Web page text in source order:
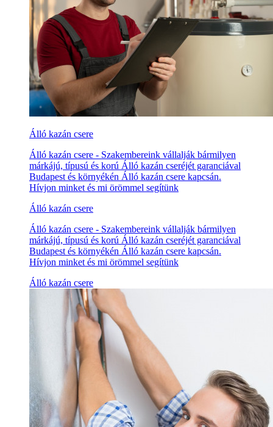
Álló kazán csere
Álló kazán csere - Szakembereink vállalják bármilyen
márkájú, típusú és korú Álló kazán cseréjét garanciával
Budapest és környékén Álló kazán csere kapcsán.
Hívjon minket és mi örömmel segítünk
Álló kazán csere
Álló kazán csere - Szakembereink vállalják bármilyen
márkájú, típusú és korú Álló kazán cseréjét garanciával
Budapest és környékén Álló kazán csere kapcsán.
Hívjon minket és mi örömmel segítünk
Álló kazán csere